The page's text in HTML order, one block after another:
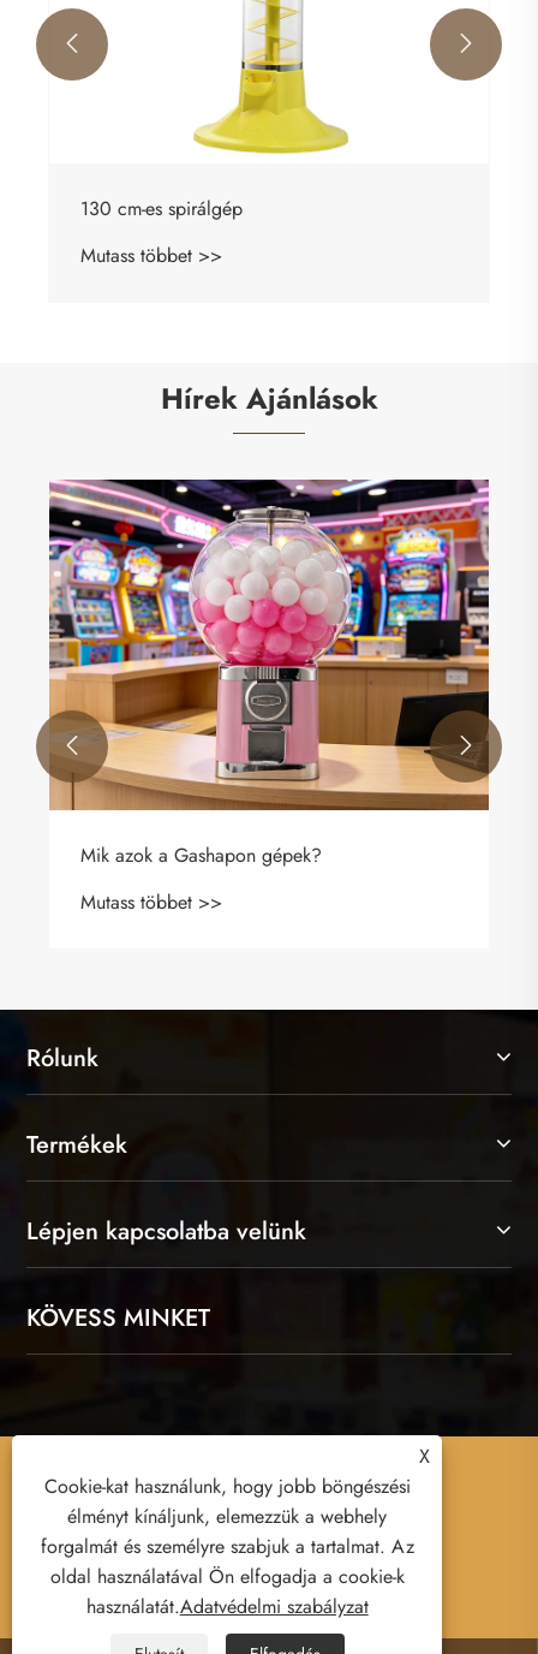
 
Hírek Ajánlások
számára?

Termékek
KÖVESS MINKET
Copyright © 2026 Yiwu Xuanyi Toys Co., Ltd.
Minden jog fenntartva.
X
Cookie-kat használunk, hogy jobb böngészési
élményt kínáljunk, elemezzük a webhely
forgalmát és személyre szabjuk a tartalmat. Az
oldal használatával Ön elfogadja a cookie-k
használatát.Adatvédelmi szabályzat